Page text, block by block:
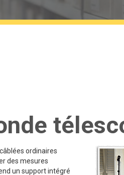
ordinaires
des mesures
un support intégré